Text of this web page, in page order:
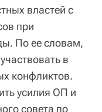
властей с
при
По ее словам,
в
конфликтов.
усилия ОП и
совета по